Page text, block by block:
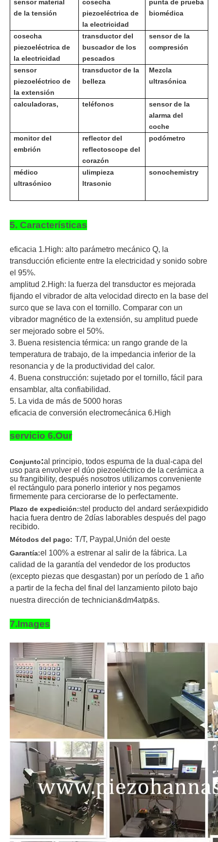
sensor material
de la tensión
cosecha
piezoeléctrica de
la electricidad
punta de prueba
biomédica
cosecha
piezoeléctrica de
la electricidad
transductor del
buscador de los
pescados
sensor de la
compresión
sensor
piezoeléctrico de
la extensión
transductor de la
belleza
Mezcla
ultrasónica
calculadoras, teléfonos
sensor de la
alarma del
coche
monitor del
embrión
reflector del
reflectoscope del
corazón
podómetro
médico
ultrasónico
ulimpieza
ltrasonic
sonochemistry
5. Características
eficacia 1.High: alto parámetro mecánico Q, la
transducción eficiente entre la electricidad y sonido sobre
el 95%.
amplitud 2.High: la fuerza del transductor es mejorada
fijando el vibrador de alta velocidad directo en la base del
surco que se lava con el tornillo. Comparar con un
vibrador magnético de la extensión, su amplitud puede
ser mejorado sobre el 50%.
3. Buena resistencia térmica: un rango grande de la
temperatura de trabajo, de la impedancia inferior de la
resonancia y de la productividad del calor.
4. Buena construcción: sujetado por el tornillo, fácil para
ensamblar, alta confiabilidad.
5. La vida de más de 5000 horas
eficacia de conversión electromecánica 6.High
servicio 6.Our
Conjunto:al principio, todos espuma de la dual-capa del
uso para envolver el dúo piezoeléctrico de la cerámica a
su frangibility, después nosotros utilizamos conveniente
el rectángulo para ponerlo interior y nos pegamos
firmemente para cerciorarse de lo perfectamente.
Plazo de expedición:stel producto del andard seráexpidido
hacia fuera dentro de 2días laborables después del pago
recibido.
Métodos del pago: T/T, Paypal,Unión del oeste
Garantía:el 100% a estrenar al salir de la fábrica. La
calidad de la garantía del vendedor de los productos
(excepto piezas que desgastan) por un período de 1 año
a partir de la fecha del final del lanzamiento piloto bajo
nuestra dirección de technician&dm4atp&s.
7.Images